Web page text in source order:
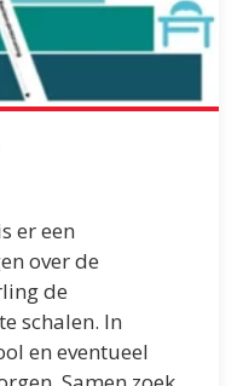
er een
over de
de
schalen. In
en eventueel